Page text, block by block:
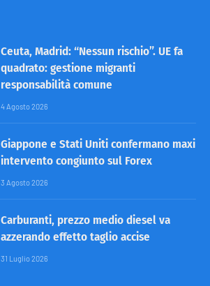
Ceuta, Madrid: “Nessun rischio”. UE fa
quadrato: gestione migranti
responsabilità comune
4 Agosto 2026
Giappone e Stati Uniti confermano maxi
intervento congiunto sul Forex
3 Agosto 2026
Carburanti, prezzo medio diesel va
azzerando effetto taglio accise
31 Luglio 2026